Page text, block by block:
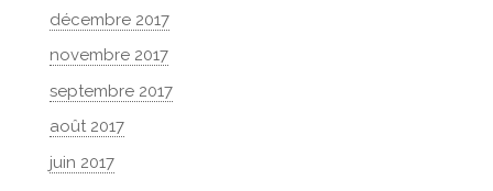
décembre 2017
novembre 2017
septembre 2017
août 2017
juin 2017